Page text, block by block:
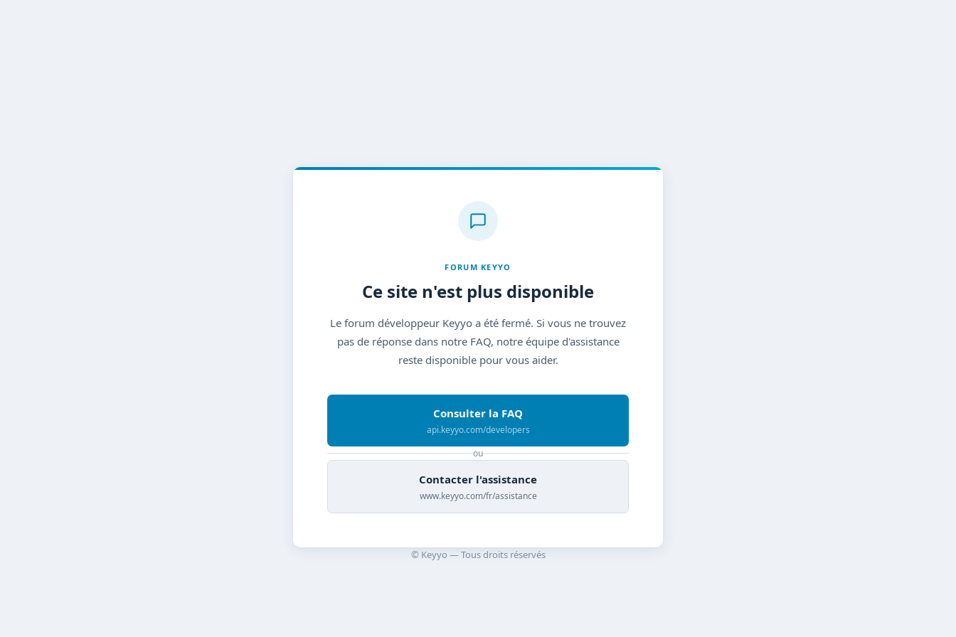
FORUM KEYYO
Ce site n'est plus disponible
Le forum développeur Keyyo a été fermé. Si vous ne trouvez
pas de réponse dans notre FAQ, notre équipe d'assistance
reste disponible pour vous aider.
Consulter la FAQ
api.keyyo.com/developers
ou
Contacter l'assistance
www.keyyo.com/fr/assistance
© Keyyo — Tous droits réservés